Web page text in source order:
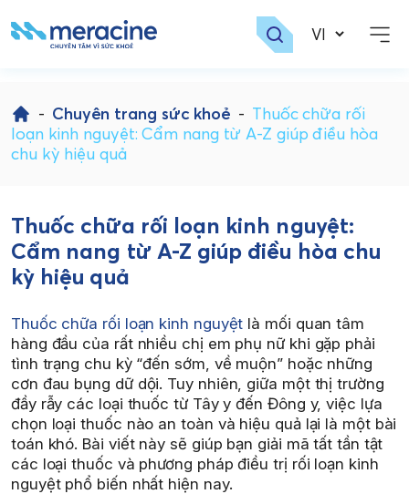
to
content
- Chuyên trang sức khoẻ - Thuốc chữa rối
loạn kinh nguyệt: Cẩm nang từ A-Z giúp điều hòa
chu kỳ hiệu quả
Thuốc chữa rối loạn kinh nguyệt:
Cẩm nang từ A-Z giúp điều hòa chu
kỳ hiệu quả
Thuốc chữa rối loạn kinh nguyệt là mối quan tâm
hàng đầu của rất nhiều chị em phụ nữ khi gặp phải
tình trạng chu kỳ “đến sớm, về muộn” hoặc những
cơn đau bụng dữ dội. Tuy nhiên, giữa một thị trường
đầy rẫy các loại thuốc từ Tây y đến Đông y, việc lựa
chọn loại thuốc nào an toàn và hiệu quả lại là một bài
toán khó. Bài viết này sẽ giúp bạn giải mã tất tần tật
các loại thuốc và phương pháp điều trị rối loạn kinh
nguyệt phổ biến nhất hiện nay.